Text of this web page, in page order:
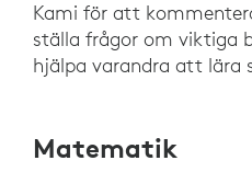
Kami för att
ställa frågor om viktiga
hjälpa varandra att lära
Matematik